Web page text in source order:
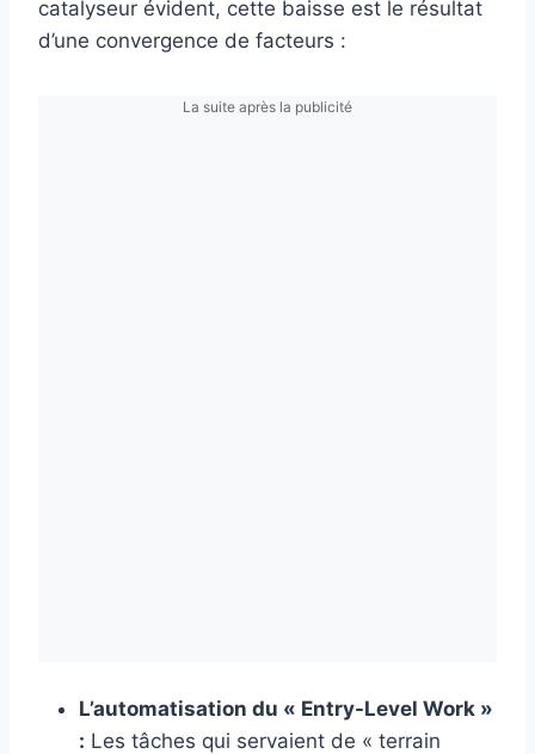
catalyseur évident, cette baisse est le résultat
d’une convergence de facteurs :
La suite après la publicité
L’automatisation du « Entry-Level Work »
: Les tâches qui servaient de « terrain